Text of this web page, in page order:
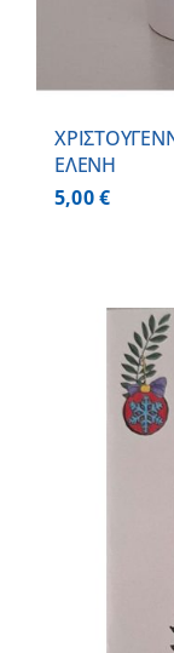
ΕΛΕΝΗ
5,00€